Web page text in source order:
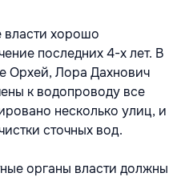
власти хорошо
последних 4-х лет. В
Орхей, Лора Дахнович
к водопроводу все
несколько улиц, и
сточных вод.
органы власти должны